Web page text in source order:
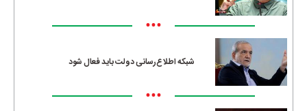
•••
شبکه اطلاع‌رسانی دولت باید فعال شود
•••